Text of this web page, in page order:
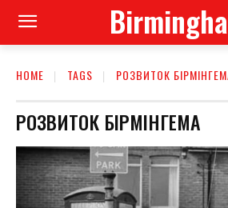
HOME TAGS РОЗВИТОК
РОЗВИТОК БІРМІНГЕМА